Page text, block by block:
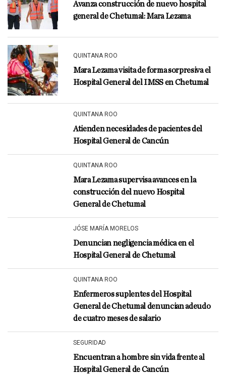
Avanza construcción de nuevo hospital
general de Chetumal: Mara Lezama
QUINTANA ROO
Mara Lezama visita de forma sorpresiva el
Hospital General del IMSS en Chetumal
QUINTANA ROO
Atienden necesidades de pacientes del
Hospital General de Cancún
QUINTANA ROO
Mara Lezama supervisa avances en la
construcción del nuevo Hospital
General de Chetumal
JÓSE MARÍA MORELOS
Denuncian negligencia médica en el
Hospital General de Chetumal
QUINTANA ROO
Enfermeros suplentes del Hospital
General de Chetumal denuncian adeudo
de cuatro meses de salario
SEGURIDAD
Encuentran a hombre sin vida frente al
Hospital General de Cancún